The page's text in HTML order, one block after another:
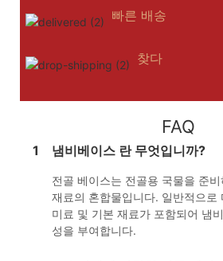
빠른 배송
찾다
FAQ
1 냄비베이스 란 무엇입니까?
전골 베이스는 전골용 국물을 준
재료의 혼합물입니다. 일반적으로
미료 및 기본 재료가 포함되어 냄
성을 부여합니다.